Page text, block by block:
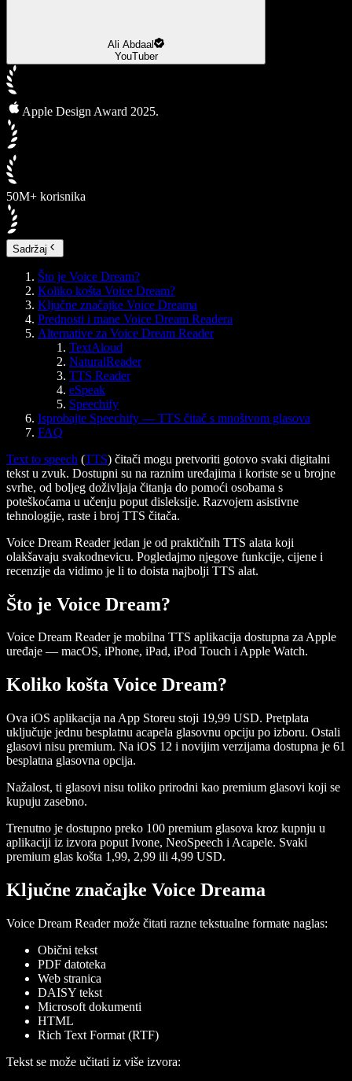
Ali Abdaal
YouTuber
Apple Design Award 2025.
50M+ korisnika
Sadržaj
Što je Voice Dream?
Koliko košta Voice Dream?
Ključne značajke Voice Dreama
Prednosti i mane Voice Dream Readera
Alternative za Voice Dream Reader
TextAloud
NaturalReader
TTS Reader
eSpeak
Speechify
Isprobajte Speechify — TTS čitač s mnoštvom glasova
FAQ
Text to speech (TTS) čitači mogu pretvoriti gotovo svaki digitalni
tekst u zvuk. Dostupni su na raznim uređajima i koriste se u brojne
svrhe, od boljeg doživljaja čitanja do pomoći osobama s
poteškoćama u učenju poput disleksije. Razvojem asistivne
tehnologije, raste i broj TTS čitača.
Voice Dream Reader jedan je od praktičnih TTS alata koji
olakšavaju svakodnevicu. Pogledajmo njegove funkcije, cijene i
recenzije da vidimo je li to doista najbolji TTS alat.
Što je Voice Dream?
Voice Dream Reader je mobilna TTS aplikacija dostupna za Apple
uređaje — macOS, iPhone, iPad, iPod Touch i Apple Watch.
Koliko košta Voice Dream?
Ova iOS aplikacija na App Storeu stoji 19,99 USD. Pretplata
uključuje jednu besplatnu acapela glasovnu opciju po izboru. Ostali
glasovi nisu premium. Na iOS 12 i novijim verzijama dostupna je 61
besplatna glasovna opcija.
Nažalost, ti glasovi nisu toliko prirodni kao premium glasovi koji se
kupuju zasebno.
Trenutno je dostupno preko 100 premium glasova kroz kupnju u
aplikaciji iz izvora poput Ivone, NeoSpeech i Acapele. Svaki
premium glas košta 1,99, 2,99 ili 4,99 USD.
Ključne značajke Voice Dreama
Voice Dream Reader može čitati razne tekstualne formate naglas:
Obični tekst
PDF datoteka
Web stranica
DAISY tekst
Microsoft dokumenti
HTML
Rich Text Format (RTF)
Tekst se može učitati iz više izvora: